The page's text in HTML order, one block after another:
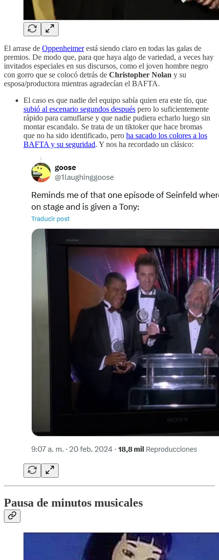
El arrase de Oppenheimerestá siendo claro en todas las galas de
premios. De modo que, para que haya algo de variedad, a veces hay
invitados especiales en sus discursos, como el joven hombre negro
con gorro que se colocó detrás de Christopher Nolan y su
esposa/productora mientras agradecían el BAFTA.
El caso es que nadie del equipo sabía quien era este tío, que
subió al escenario segundos después pero lo suficientemente
rápido para camuflarse y que nadie pudiera echarlo luego sin
montar escandalo. Se trata de un tiktoker que hace bromas
que no ha sido identificado, pero ha sacado los colores a los
BAFTA y su seguridad. Y nos ha recordado un clásico:
Pausa de minutos musicales